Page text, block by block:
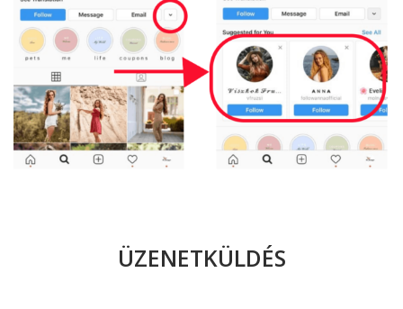
ÜZENETKÜLDÉS